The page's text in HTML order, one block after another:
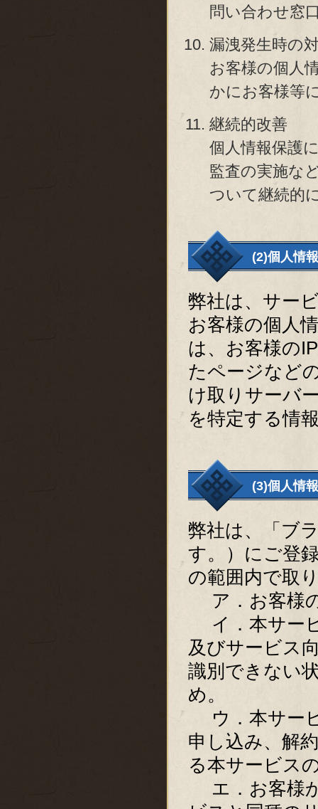
問い合わせ窓
漏洩発生時の
お客様の個人
かにお客様等
継続的改善
個人情報保護
監査の実施な
ついて継続的
(2)個人情
弊社は、サー
お客様の個人
は、お客様の
たページなど
け取りサーバ
を特定する情
(3)個人情
弊社は、「ブ
す。）にご登
の範囲内で取
ア．お客様
イ．本サー
及びサービス
識別できない
め。
ウ．本サー
申し込み、解
る本サービス
エ．お客様